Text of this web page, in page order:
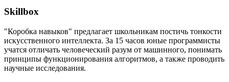
Skillbox
"Коробка навыков" предлагает школьникам постичь тонкости
искусственного интеллекта. За 15 часов юные программисты
учатся отличать человеческий разум от машинного, понимать
принципы функционирования алгоритмов, а также проводить
научные исследования.